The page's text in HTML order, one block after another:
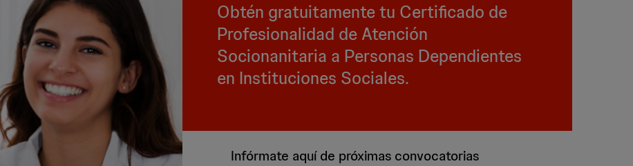
Obtén gratuitamente tu Certificado de
Profesionalidad de Atención
Socionanitaria a Personas Dependientes
en Instituciones Sociales.
Infórmate aquí de próximas convocatorias